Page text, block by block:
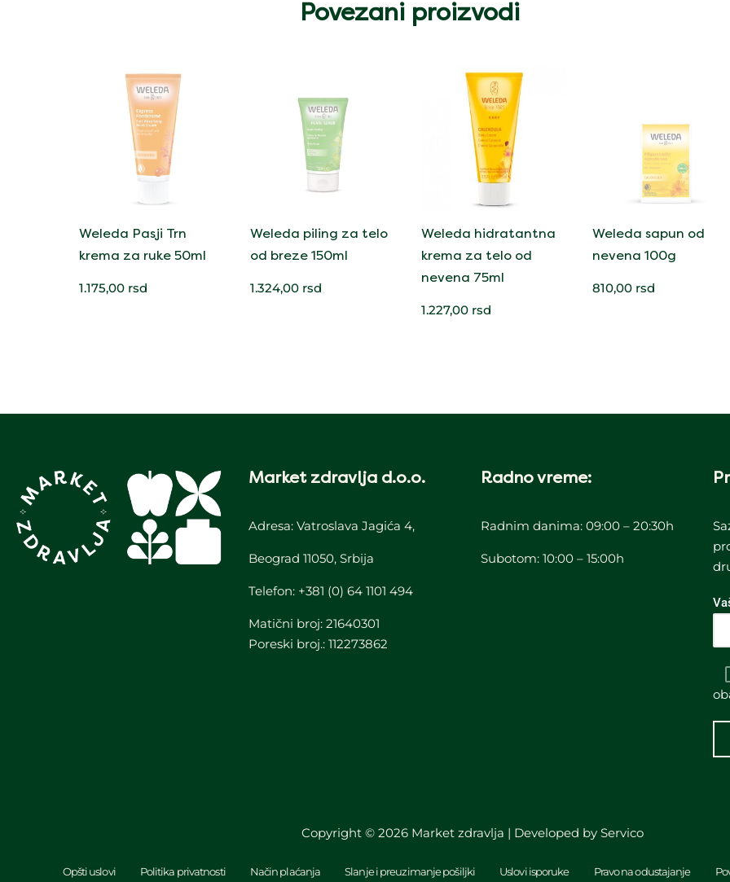
Povezani proizvodi
Weleda Pasji Trn
krema za ruke 50ml
1.175,00 rsd
Weleda piling za telo
od breze 150ml
1.324,00 rsd
Weleda hidratantna
krema za telo od
nevena 75ml
1.227,00 rsd
Weleda sapun od
nevena 100g
810,00 rsd
Market zdravlja d.o.o.
Adresa: Vatroslava Jagića 4,
Beograd 11050, Srbija
Telefon: +381 (0) 64 1101 494
Matični broj: 21640301
Poreski broj.: 112273862
Radno vreme:
Radnim danima: 09:00 – 20:30h
Subotom: 10:00 – 15:00h
Copyright © 2026 Market zdravlja | Developed by Servico
Opšti uslovi Politika privatnosti Način plaćanja Slanje i preuzimanje pošiljki Uslovi isporuke Pravo na odustajanje